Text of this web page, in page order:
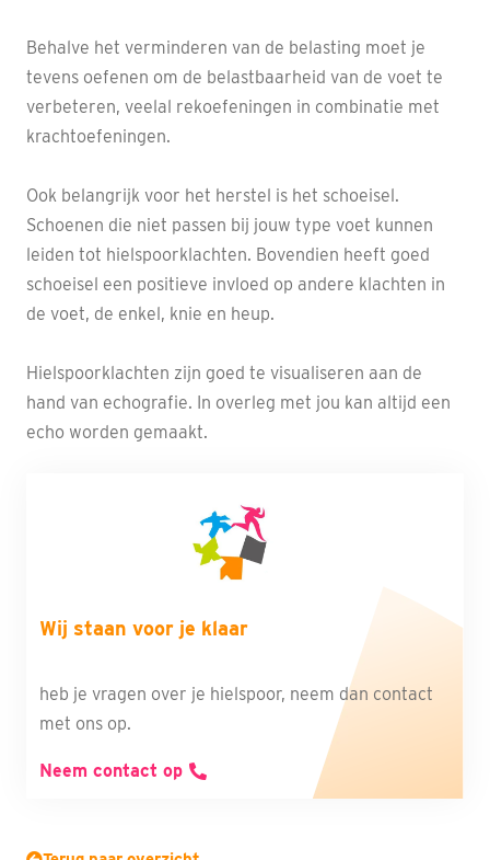
Behalve het verminderen van de belasting moet je
tevens oefenen om de belastbaarheid van de voet te
verbeteren, veelal rekoefeningen in combinatie met
krachtoefeningen.
Ook belangrijk voor het herstel is het schoeisel.
Schoenen die niet passen bij jouw type voet kunnen
leiden tot hielspoorklachten. Bovendien heeft goed
schoeisel een positieve invloed op andere klachten in
de voet, de enkel, knie en heup.
Hielspoorklachten zijn goed te visualiseren aan de
hand van echografie. In overleg met jou kan altijd een
echo worden gemaakt.
Wij staan voor je klaar
heb je vragen over je hielspoor, neem dan contact
met ons op.
Neem contact op